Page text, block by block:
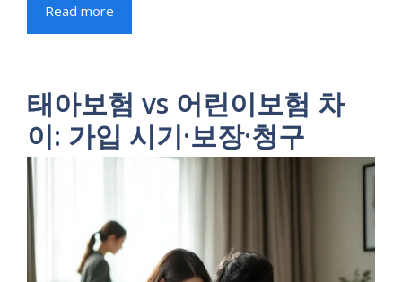
Read more
태아보험 vs 어린이보험 차
이: 가입 시기·보장·청구